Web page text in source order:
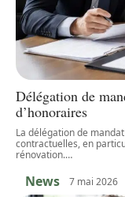
Délégation de
d’honoraires
La délégation de
contractuelles, en
rénovation.…
News 7 mai 2026